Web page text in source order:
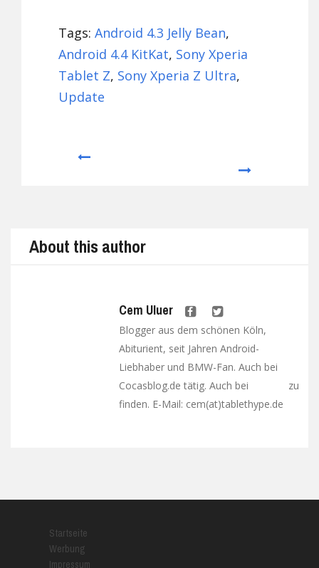
Tags:Android 4.3 Jelly Bean,
Android 4.4 KitKat, Sony Xperia
Tablet Z, Sony Xperia Z Ultra,
Update
About this author
Cem Uluer
Blogger aus dem schönen Köln,
Abiturient, seit Jahren Android-
Liebhaber und BMW-Fan. Auch bei
Cocasblog.de tätig. Auch bei
zu
finden. E-Mail: cem(at)tablethype.de
Startseite
Werbung
Impressum